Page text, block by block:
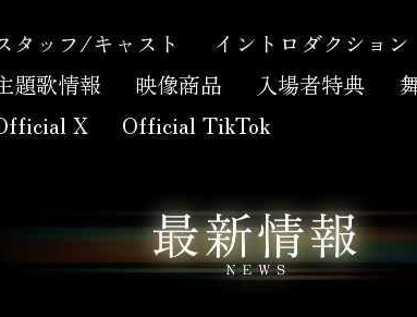
タッフ/キャスト イントロダクション
題歌情報 映像商品 入場者特典
X Official TikTok